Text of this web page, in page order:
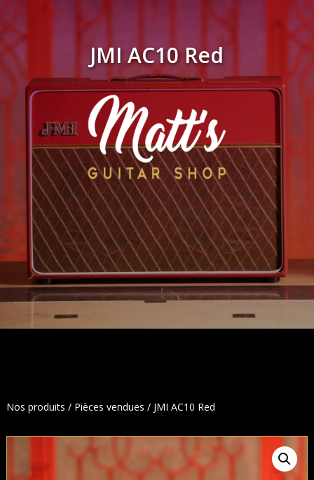
JMI AC10 Red
Nos produits / Pièces vendues / JMI AC10 Red